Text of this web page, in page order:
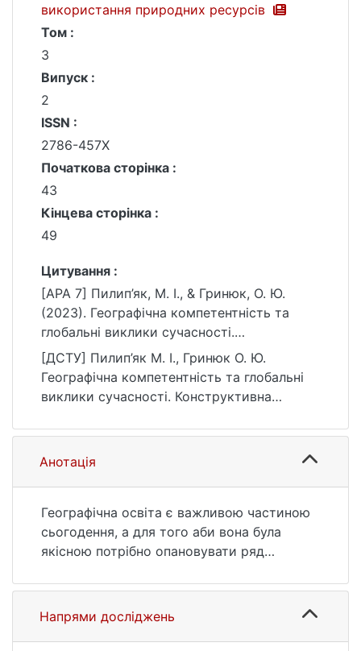
використання природних ресурсів
Том :
3
Випуск :
2
ISSN :
2786-457X
Початкова сторінка :
43
Кінцева сторінка :
49
Цитування :
[APA 7] Пилип’як, М. І., & Гринюк, О. Ю.
(2023). Географічна компетентність та
глобальні виклики сучасності.
Конструктивна географія та раціональне
використання природних ресурсів, 3(2),
43–49. https://doi.org/10.17721/2786-
4561.2023.3.2-6/13
[ДСТУ] Пилип’як М. І., Гринюк О. Ю.
Географічна компетентність та глобальні
виклики сучасності. Конструктивна
природних ресурсів. 2023. Т. 3, № 2. С. 43
—49. DOI: 10.17721/2786-4561.2023.3.2-6/13
(дата звернення: 25.07.2026).
Анотація
Географічна освіта є важливою частиною
сьогодення, а для того аби вона була
якісною потрібно опановувати ряд
в теперішній час, коли світ зіткнувся з
безліччю глобальних викликів. Географічна
компетентність відіграє важливу роль у
Напрями досліджень